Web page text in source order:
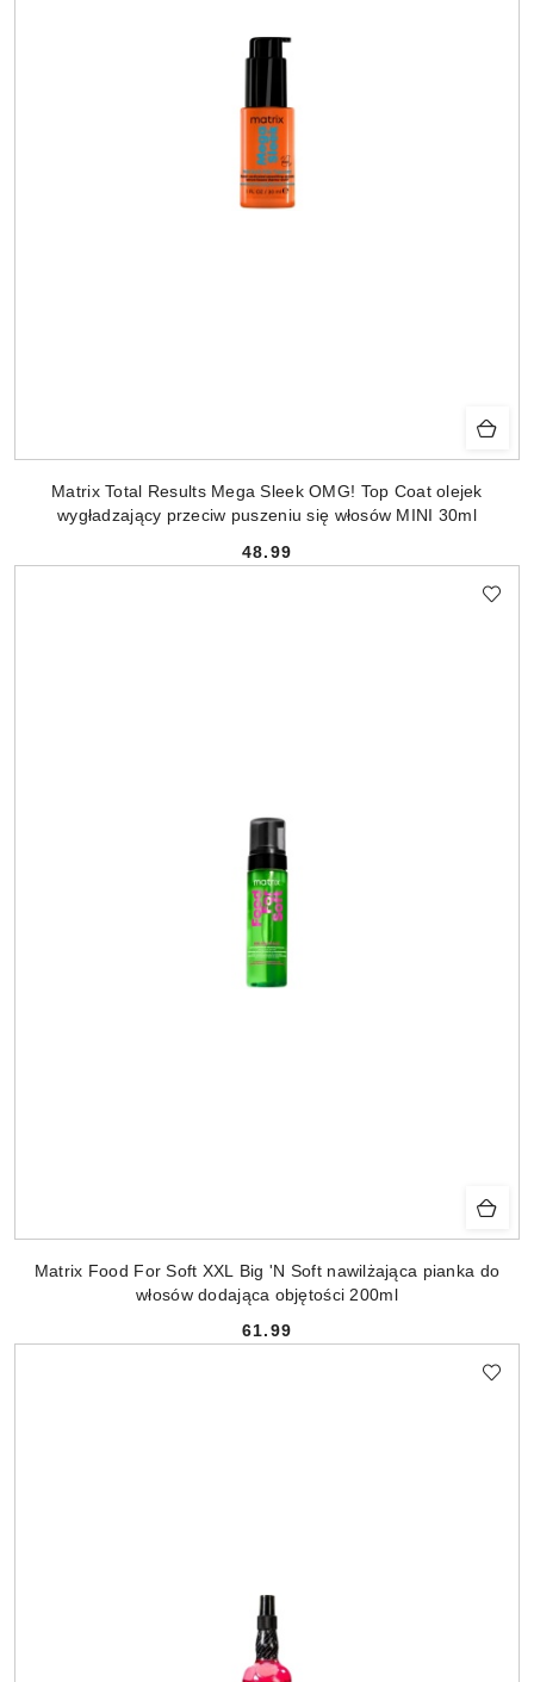
Matrix Total Results Mega Sleek OMG! Top Coat olejek
wygładzający przeciw puszeniu się włosów MINI 30ml
Cena:
48.99
Matrix Food For Soft XXL Big 'N Soft nawilżająca pianka do
włosów dodająca objętości 200ml
Cena:
61.99